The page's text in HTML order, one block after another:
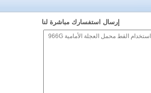
إرسال استفسارك مباشرة لنا